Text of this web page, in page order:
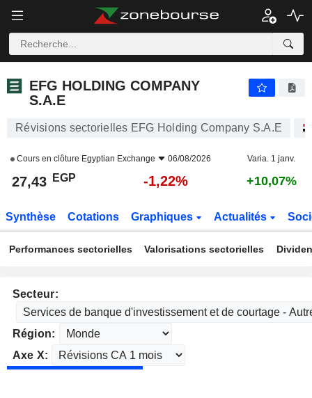
EFG HOLDING COMPANY S.A.E -1,22%
EFG HOLDING COMPANY
S.A.E
Révisions sectorielles EFG Holding Company S.A.E
Cours en clôture Egyptian Exchange 06/08/2026 Varia. 1 janv.
27,43 EGP -1,22% +10,07%
Synthèse Cotations Graphiques Actualités
Performances sectorielles Valorisations sectorielles
Secteur:
Région:
Axe X: